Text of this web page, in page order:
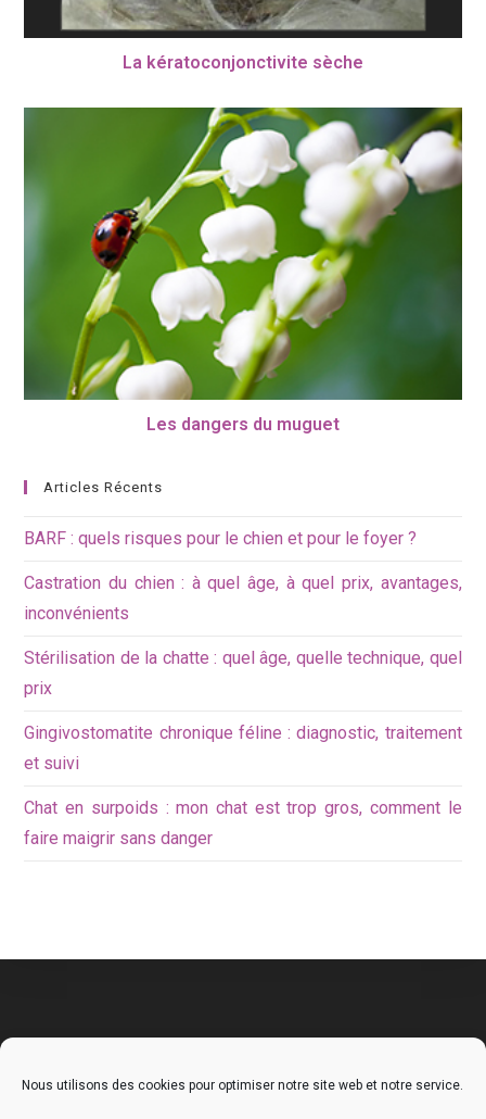
Nous utilisons des cookies pour optimiser notre site web et notre service.
La kératoconjonctivite sèche
Les dangers du muguet
Articles Récents
BARF : quels risques pour le chien et pour le foyer ?
Castration du chien : à quel âge, à quel prix, avantages,
inconvénients
Stérilisation de la chatte : quel âge, quelle technique, quel
prix
Gingivostomatite chronique féline : diagnostic, traitement
et suivi
Chat en surpoids : mon chat est trop gros, comment le
faire maigrir sans danger